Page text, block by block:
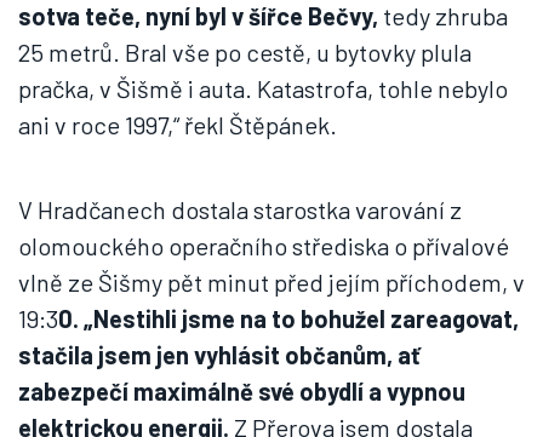
sotva teče, nyní byl v šířce Bečvy, tedy zhruba
25 metrů. Bral vše po cestě, u bytovky plula
pračka, v Šišmě i auta. Katastrofa, tohle nebylo
ani v roce 1997,“ řekl Štěpánek.
V Hradčanech dostala starostka varování z
olomouckého operačního střediska o přívalové
vlně ze Šišmy pět minut před jejím příchodem, v
19:30. „Nestihli jsme na to bohužel zareagovat,
stačila jsem jen vyhlásit občanům, ať
zabezpečí maximálně své obydlí a vypnou
elektrickou energii. Z Přerova jsem dostala